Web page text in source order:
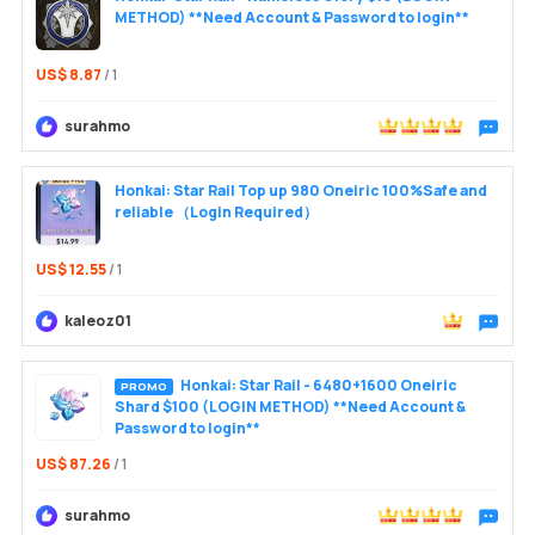
METHOD) **Need Account & Password to login**
US$ 8.87 / 1
surahmo
Trò
Honkai: Star Rail Top up 980 Oneiric 100%Safe and
reliable （Login Required）
US$ 12.55/ 1
kaleoz01
Trò
PROMO
Honkai: Star Rail - 6480+1600 Oneiric
Shard $100 (LOGIN METHOD) **Need Account &
Password to login**
US$ 87.26 / 1
surahmo